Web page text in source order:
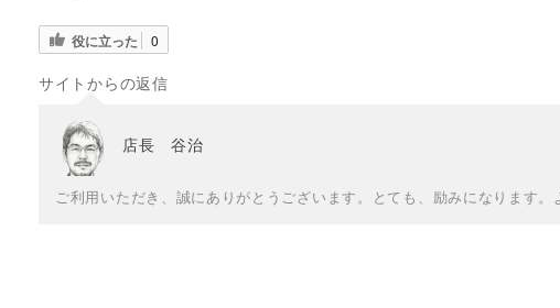
役に立った 0
サイトからの返信
店長 谷治
ご利用いただき、誠にありがとうございます。とても、励みになります